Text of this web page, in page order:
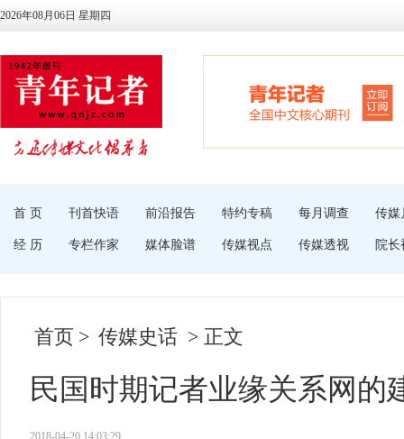
2026年08月06日 星期四
首 页 刊首快语 前沿报告 特约专稿 每月调查 传媒
经 历 专栏作家 媒体脸谱 传媒视点 传媒透视 院长
首页 > 传媒史话 > 正文
民国时期记者业缘关系网的
2018-04-20 14:03:29